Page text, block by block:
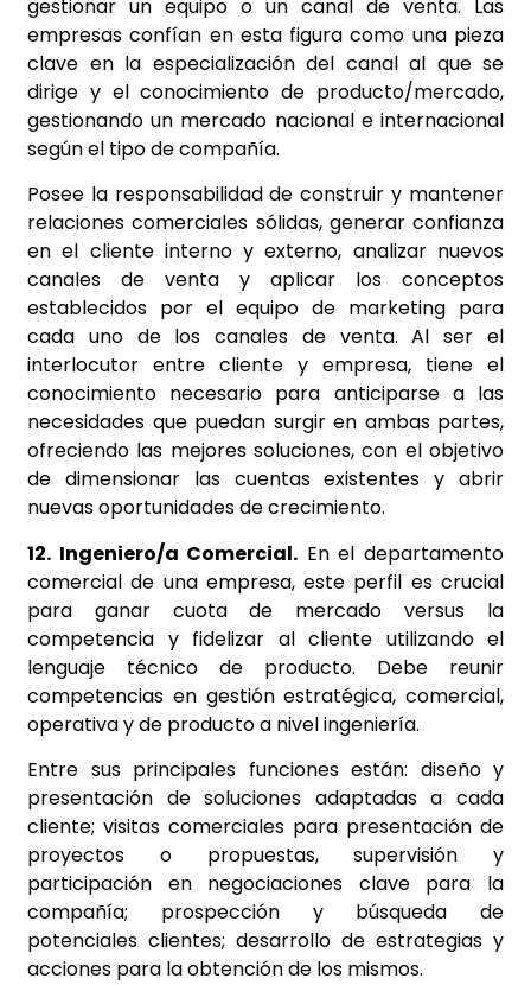
gestionar un equipo o un canal de venta. Las
empresas confían en esta figura como una pieza
clave en la especialización del canal al que se
dirige y el conocimiento de producto/mercado,
gestionando un mercado nacional e internacional
según el tipo de compañía.
Posee la responsabilidad de construir y mantener
relaciones comerciales sólidas, generar confianza
en el cliente interno y externo, analizar nuevos
canales de venta y aplicar los conceptos
establecidos por el equipo de marketing para
cada uno de los canales de venta. Al ser el
interlocutor entre cliente y empresa, tiene el
conocimiento necesario para anticiparse a las
necesidades que puedan surgir en ambas partes,
ofreciendo las mejores soluciones, con el objetivo
de dimensionar las cuentas existentes y abrir
nuevas oportunidades de crecimiento.
12. Ingeniero/a Comercial. En el departamento
comercial de una empresa, este perfil es crucial
para ganar cuota de mercado versus la
competencia y fidelizar al cliente utilizando el
lenguaje técnico de producto. Debe reunir
competencias en gestión estratégica, comercial,
operativa y de producto a nivel ingeniería.
Entre sus principales funciones están: diseño y
presentación de soluciones adaptadas a cada
cliente; visitas comerciales para presentación de
proyectos o propuestas, supervisión y
participación en negociaciones clave para la
compañía; prospección y búsqueda de
potenciales clientes; desarrollo de estrategias y
acciones para la obtención de los mismos.